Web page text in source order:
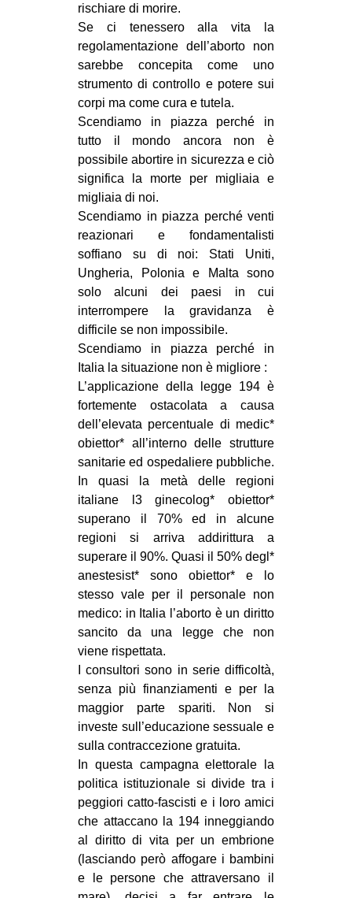
SEARCH
rischiare di morire.
Se ci tenessero alla vita la
regolamentazione dell’aborto non
sarebbe concepita come uno
strumento di controllo e potere sui
corpi ma come cura e tutela.
Scendiamo in piazza perché in
tutto il mondo ancora non è
possibile abortire in sicurezza e ciò
significa la morte per migliaia e
migliaia di noi.
Scendiamo in piazza perché venti
reazionari e fondamentalisti
soffiano su di noi: Stati Uniti,
Ungheria, Polonia e Malta sono
solo alcuni dei paesi in cui
interrompere la gravidanza è
difficile se non impossibile.
Scendiamo in piazza perché in
Italia la situazione non è migliore :
L’applicazione della legge 194 è
fortemente ostacolata a causa
dell’elevata percentuale di medic*
obiettor* all’interno delle strutture
sanitarie ed ospedaliere pubbliche.
In quasi la metà delle regioni
italiane l3 ginecolog* obiettor*
superano il 70% ed in alcune
regioni si arriva addirittura a
superare il 90%. Quasi il 50% degl*
anestesist* sono obiettor* e lo
stesso vale per il personale non
medico: in Italia l’aborto è un diritto
sancito da una legge che non
viene rispettata.
I consultori sono in serie difficoltà,
senza più finanziamenti e per la
maggior parte spariti. Non si
investe sull’educazione sessuale e
sulla contraccezione gratuita.
In questa campagna elettorale la
politica istituzionale si divide tra i
peggiori catto-fascisti e i loro amici
che attaccano la 194 inneggiando
al diritto di vita per un embrione
(lasciando però affogare i bambini
e le persone che attraversano il